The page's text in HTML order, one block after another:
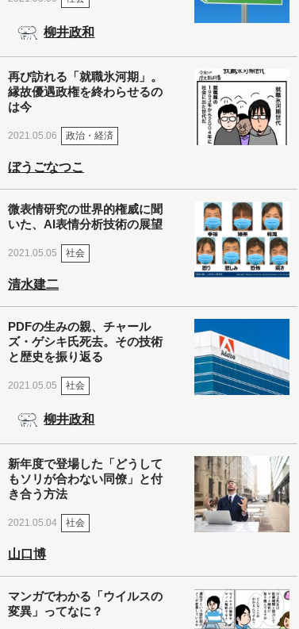
柳井政和
再び訪れる「就職氷河期」。
縁故優遇政権を終わらせるの
は今
2021.05.06 政治・経済
ぼうごなつこ
微表情研究の世界的権威に聞
いた、AI表情分析技術の展望
2021.05.05 社会
清水建二
PDFの生みの親、チャール
ズ・ゲシキ氏死去。その技術
と歴史を振り返る
2021.05.05 社会
柳井政和
新年度で登場した「どうして
もソリが合わない同僚」と付
き合う方法
2021.05.04 社会
山口博
マンガでわかる「ウイルスの
変異」ってなに？